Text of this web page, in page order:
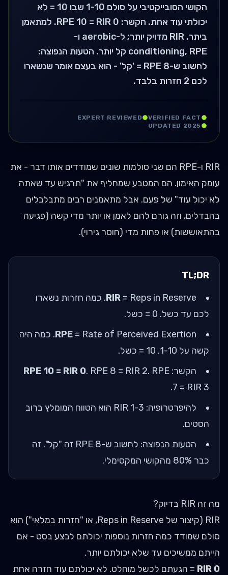
הקושי הסובייקטיבי על סולם 1-10 שבו 10 = לא
יכולתי עוד אחת. הקשר: RPE 10 = RIR 0. למתאמן
ביתר, RIR מדויק יותר; ל-aerobic ו-
conditioning, RPE קל יותר. הטעות הנפוצה:
לחשוב ש-RPE 8 = 'קל' - הוא בעצם אומר שנשארו
לכם 2 חזרות בלבד.
VERIFIED FACT
EXPERT REVIEWED
UPDATED 2025
RIR ו-RPE הם שני סולמות שונים שמודדים אותו דבר - את
עומק האימון. הם המטבע שמחליף את "תרגיש עד שאתה
לא יכול עוד" של פעם. אבל מתאמנים רבים מתבלבלים
בהבדלים, וזה גורם להם לאמן או יותר מדי קשה (פגיעה
בהתאוששות) או פחות מדי (חוסר גירוי).
TL;DR
RIR= Reps in Reserve. כמה חזרות נשארו
לכם עד כשל. 0 = כשל.
RPE= Rate of Perceived Exertion. כמה היה
קשה על 1-10. 10 = כשל.
הקשר:
RPE 10 = RIR 0. RPE 8 = RIR 2. RPE
7 = RIR 3.
להיפרטרופיה: RIR 1-3 הוא הטווח המומלץ ברוב
הסטים.
הטעות הנפוצה: לחשוב ש-RPE 8 זה "קל". זה
כבר 80% מהקושי המקסימלי.
מה זה RIR בדיוק?
RIR (קיצור של Reps in Reserve, או "חזרות במלאי") הוא
סולם שמודד כמה חזרות נוספות יכולתם לבצע בסט - אם
הייתם ממשיכים עד שלא יכולתם יותר.
RIR 0 = הגעתם לכשל מוחלט. לא יכולתם עוד חזרה אחת